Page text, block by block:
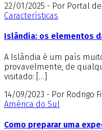
22/01/2025 - Por Portal
Características
Islândia: os elementos
A Islândia é um país
provavelmente, de
visitado: […]
14/09/2023 - Por Rodrigo
América do Sul
Como preparar uma